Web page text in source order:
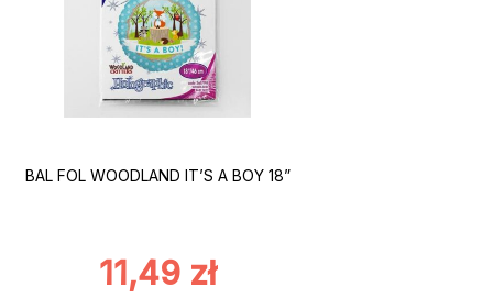
BAL FOL WOODLAND IT’S A BOY 18”
11,49 zł